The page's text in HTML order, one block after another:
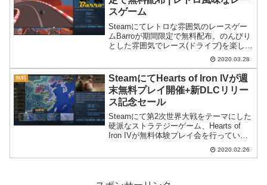
スゲーム
Steamにてレトロな雰囲気のレースゲー
ムBarroが期間限定で無料配布。のんびり
とした雰囲気でレース(ドライブ)を楽しめ
2020.03.28
無料
SteamにてHearts of Iron IVが週
末無料プレイ開催+新DLCリリー
ス記念セール
Steamにて第2次世界大戦をテーマにした
硬派なストラテジーゲーム、Hearts of
Iron IVが無料体験プレイ会を行っていま
す。併せて本体や各種DLCの大幅値引き
2020.02.26